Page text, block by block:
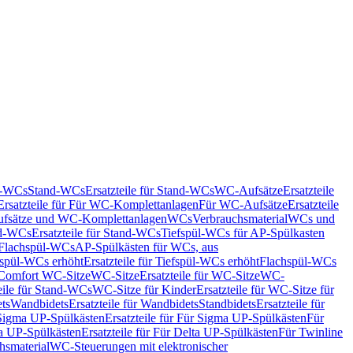
WCsStand-WCsErsatzteile für Stand-WCsWC-AufsätzeErsatzteile
für Für WC-KomplettanlagenFür WC-AufsätzeErsatzteile
und WC-KomplettanlagenWCsVerbrauchsmaterialWCs und
WCsErsatzteile für Stand-WCsTiefspül-WCs für AP-Spülkasten
WCsAP-Spülkästen für WCs, aus
WCs erhöhtErsatzteile für Tiefspül-WCs erhöhtFlachspül-WCs
WC-SitzeWC-SitzeErsatzteile für WC-SitzeWC-
für Stand-WCsWC-Sitze für KinderErsatzteile für WC-Sitze für
WandbidetsErsatzteile für WandbidetsStandbidetsErsatzteile für
UP-SpülkästenErsatzteile für Für Sigma UP-SpülkästenFür
UP-SpülkästenErsatzteile für Für Delta UP-SpülkästenFür Twinline
WC-Steuerungen mit elektronischer